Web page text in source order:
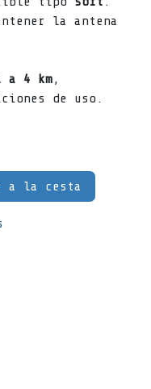
la antena
a 4 km,
de uso.
a la cesta